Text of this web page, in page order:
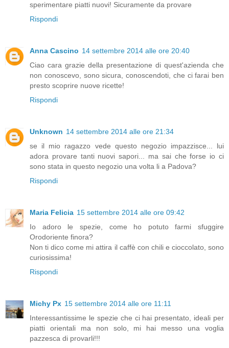
sperimentare piatti nuovi! Sicuramente da provare
Rispondi
Anna Cascino 14 settembre 2014 alle ore 20:40
Ciao cara grazie della presentazione di quest'azienda che
non conoscevo, sono sicura, conoscendoti, che ci farai ben
presto scoprire nuove ricette!
Rispondi
Unknown 14 settembre 2014 alle ore 21:34
se il mio ragazzo vede questo negozio impazzisce... lui
adora provare tanti nuovi sapori... ma sai che forse io ci
sono stata in questo negozio una volta li a Padova?
Rispondi
Maria Felicia 15 settembre 2014 alle ore 09:42
Io adoro le spezie, come ho potuto farmi sfuggire
Orodoriente finora?
Non ti dico come mi attira il caffè con chili e cioccolato, sono
curiosissima!
Rispondi
Michy Px 15 settembre 2014 alle ore 11:11
Interessantissime le spezie che ci hai presentato, ideali per
piatti orientali ma non solo, mi hai messo una voglia
pazzesca di provarli!!!